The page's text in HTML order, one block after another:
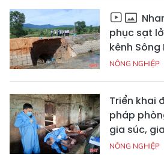
phục sạt
kênh Sông
NÔNG NGHIỆP
Triển khai
pháp
gia súc,
NÔNG NGHIỆP